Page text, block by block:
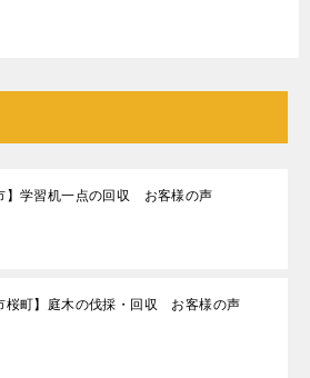
】学習机一点の回収 お客様の声
桜町】庭木の伐採・回収 お客様の声